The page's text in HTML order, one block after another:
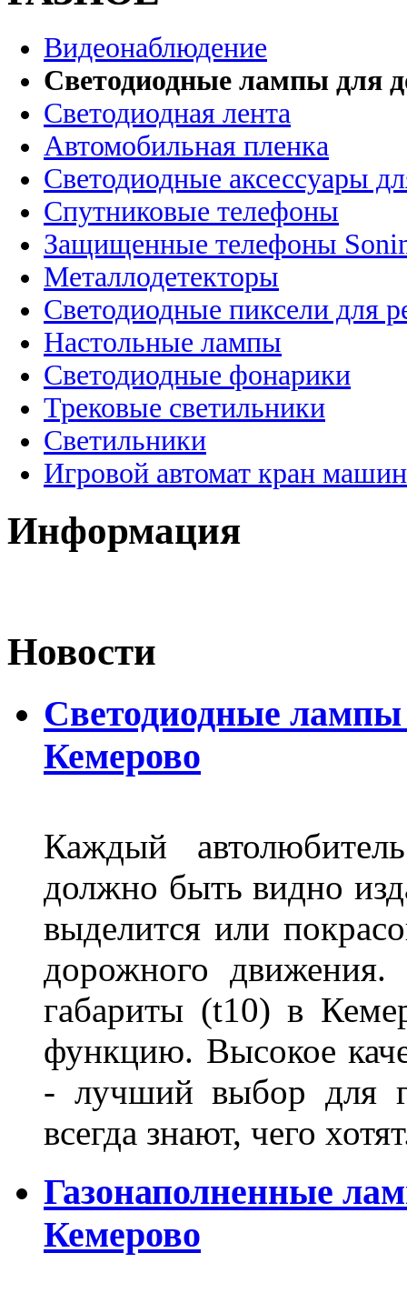
Видеонаблюдение
Светодиодные лампы для
Светодиодная лента
Автомобильная пленка
Светодиодные аксессуары
Спутниковые телефоны
Защищенные телефоны
Металлодетекторы
Светодиодные пиксели для
Настольные лампы
Светодиодные фонарики
Трековые светильники
Светильники
Игровой автомат кран
Информация
Новости
Светодиодные
Кемерово
Каждый
должно быть видно
выделится или
дорожного
габариты (t10) в
функцию. Высокое
- лучший выбор для
всегда знают, чего
Газонаполненные
Кемерово